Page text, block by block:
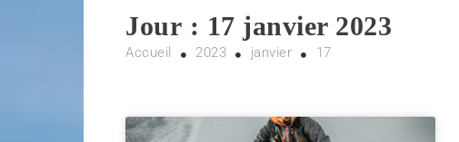
Jour : 17 janvier 2023
Accueil 2023 janvier 17